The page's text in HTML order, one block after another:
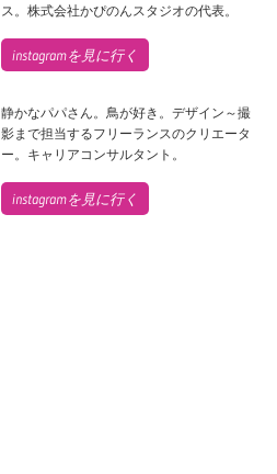
ス。株式会社かぴのんスタジオの代表。
instagramを見に行く
静かなパパさん。鳥が好き。デザイン～撮
影まで担当するフリーランスのクリエータ
ー。キャリアコンサルタント。
instagramを見に行く